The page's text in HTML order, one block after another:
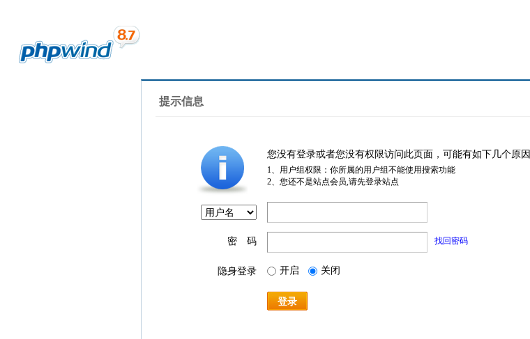
提示信息
您没有登录或者您没有权限访问此页面，可能有如下几个原因
1、用户组权限：你所属的用户组不能使用搜索功能
2、您还不是站点会员,请先登录站点
密 码 找回密码
隐身登录 开启 关闭
登录